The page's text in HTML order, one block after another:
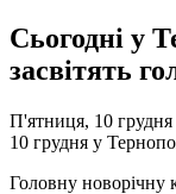
Сьогодні у
засвітять
П'ятниця, 10
10 грудня у
Головну новорічну